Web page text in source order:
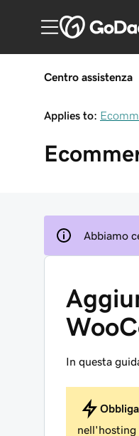
Centro assistenza
Applies to:
Abbiamo
In questa
nell'hosting